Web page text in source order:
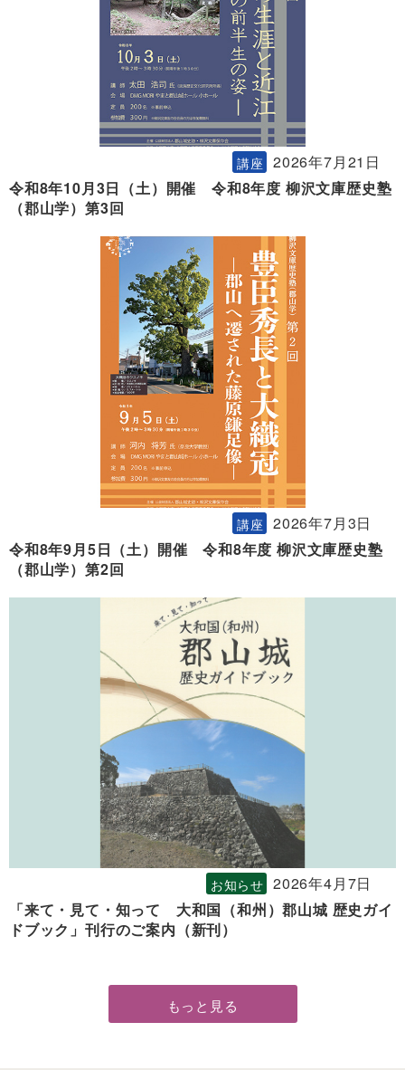
2026年7月21日
講座
令和8年10月3日（土）開催 令和8年度 柳沢文庫歴史塾
（郡山学）第3回
2026年7月3日
講座
令和8年9月5日（土）開催 令和8年度 柳沢文庫歴史塾
（郡山学）第2回
2026年4月7日
お知らせ
「来て・見て・知って 大和国（和州）郡山城 歴史ガイ
ドブック」刊行のご案内（新刊）
もっと見る